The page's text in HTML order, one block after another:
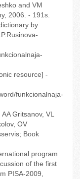
and VM
2006. - 191s.
by
resource] -
funkcionalnaja-
Gritsanov, VL
OV
Book
program
of the first
PISA-2009,